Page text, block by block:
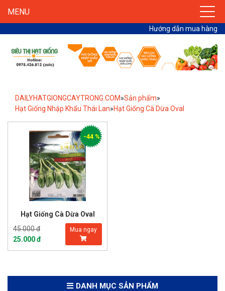
MENU
Hướng dẫn mua hàng
DAILYHATGIONGCAYTRONG.COM»Sản phẩm»
Hạt Giống Nhập Khẩu Thái Lan»Hạt Giống Cà Dừa Oval
Hạt Giống Cà Dừa Oval
45.000 đ
25.000 đ
Mua ngay
-44 %
DANH MỤC SẢN PHẨM